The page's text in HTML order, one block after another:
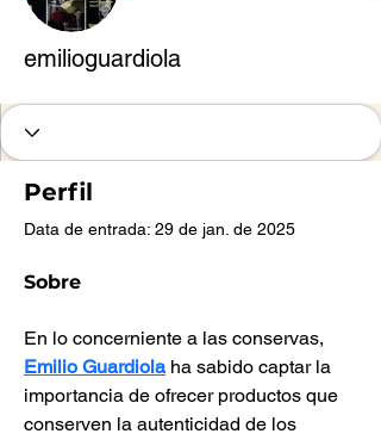
emilioguardiola
Perfil
Data de entrada: 29 de jan. de 2025
Sobre
En lo concerniente a las conservas,
Emilio Guardiola ha sabido captar la
importancia de ofrecer productos que
conserven la autenticidad de los